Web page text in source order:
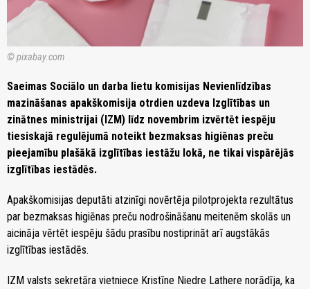
© pixabay.com
Saeimas Sociālo un darba lietu komisijas Nevienlīdzības
mazināšanas apakškomisija otrdien uzdeva Izglītības un
zinātnes ministrijai (IZM) līdz novembrim izvērtēt iespēju
tiesiskajā regulējumā noteikt bezmaksas higiēnas preču
pieejamību plašākā izglītības iestāžu lokā, ne tikai vispārējās
izglītības iestādēs.
Apakškomisijas deputāti atzinīgi novērtēja pilotprojekta rezultātus
par bezmaksas higiēnas preču nodrošināšanu meitenēm skolās un
aicināja vērtēt iespēju šādu prasību nostiprināt arī augstākās
izglītības iestādēs.
IZM valsts sekretāra vietniece Kristīne Niedre Lathere norādīja, ka